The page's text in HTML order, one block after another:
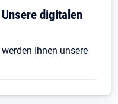
digitalen
Ihnen unsere